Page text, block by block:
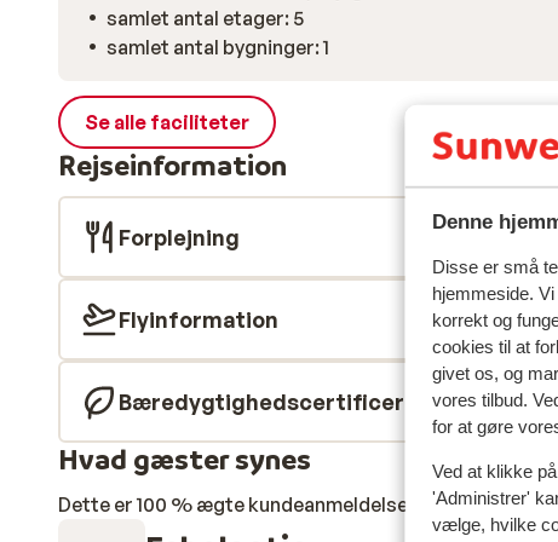
Denne
Disse er små
hjemmeside.
korrekt og
cookies til at
givet os, og
vores tilbud.
for at gøre
Ved at klikke
'Administrer'
vælge, hvilke
samlet antal etager: 5
samlet antal bygninger: 1
Se alle faciliteter
Rejseinformation
Forplejning
Flyinformation
Bæredygtighedscertificeret
Hvad gæster synes
Dette er 100 % ægte kundeanmeldelser, der ærligt